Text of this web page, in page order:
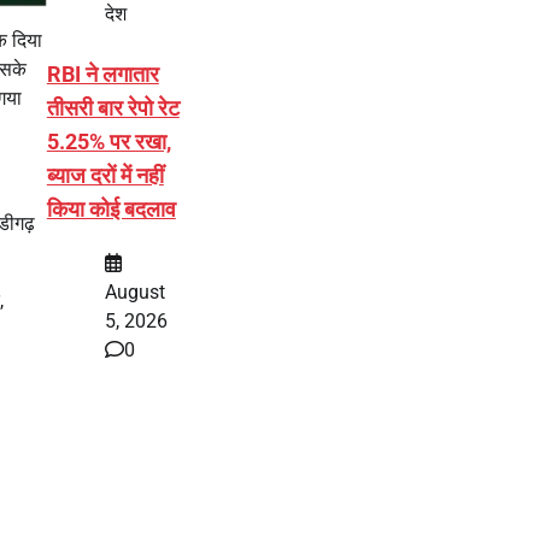
दिया
देश
RBI ने लगातार
तीसरी बार रेपो रेट
5.25% पर रखा,
ब्याज दरों में नहीं
किया कोई बदलाव
August
5, 2026
0